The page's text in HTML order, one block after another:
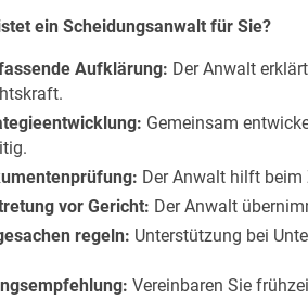
ein Scheidungsanwalt für Sie?
Aufklärung: Der Anwalt
Gemeinsam
Der Anwalt hilft beim
vor Gericht: Der Anwalt
regeln: Unterstützung bei
Vereinbaren Sie